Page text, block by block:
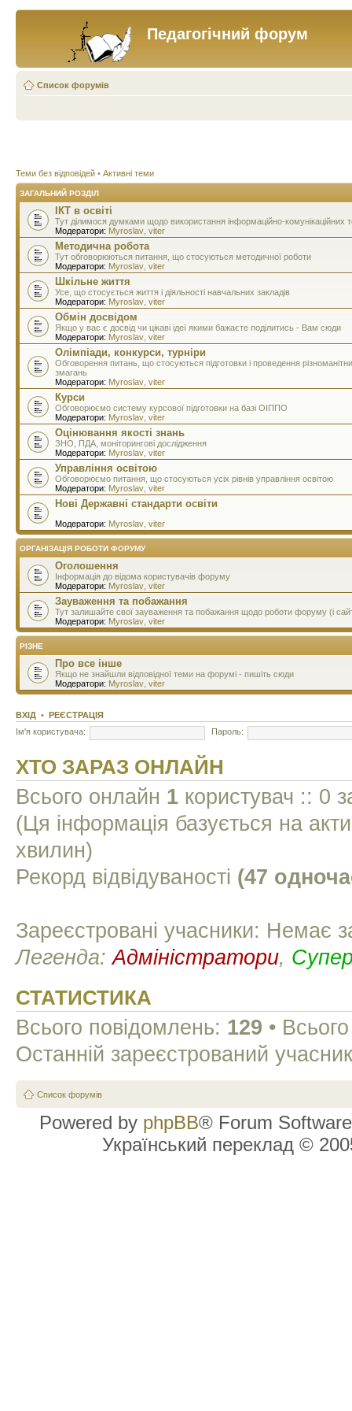
Педагогічний форум
Список форумів
Теми без відповідей • Активні теми
ЗАГАЛЬНИЙ РОЗДІЛ
ІКТ в освіті
Тут ділимося думками щодо використання інформаційно-комунікаційних
Модератори: Myroslav viter
Методична робота
Тут обговорюються питання, що стосуються методичної роботи
Модератори: Myroslav viter
Шкільне життя
Усе, що стосується життя і діяльності навчальних закладів
Модератори: Myroslav viter
Обмін досвідом
Якщо у вас є досвід чи цікаві ідеї якими бажаєте поділитись - Вам сюди
Модератори: Myroslav viter
Олімпіади, конкурси, турніри
Обговорення питань, що стосуються підготовки і проведення
змагань
Модератори: Myroslav viter
Курси
Обговорюємо систему курсової підготовки на базі ОІППО
Модератори: Myroslav viter
Оцінювання якості знань
ЗНО, ПДА, моніторингові дослідження
Модератори: Myroslav viter
Управління освітою
Обговорюємо питання, що стосуються усіх рівнів управління освітою
Модератори: Myroslav viter
Нові Державні стандарти освіти
Модератори: Myroslav viter
ОРГАНІЗАЦІЯ РОБОТИ ФОРУМУ
Оголошення
Інформація до відома користувачів форуму
Модератори: Myroslav viter
Зауваження та побажання
Тут залишайте свої зауваження та побажання щодо роботи форуму (і
Модератори: Myroslav viter
РІЗНЕ
Про все інше
Якщо не знайшли відповідної теми на форумі - пишіть сюди
Модератори: Myroslav viter
ВХІД • РЕЄСТРАЦІЯ
Ім'я користувача:
Пароль:
ХТО ЗАРАЗ ОНЛАЙН
Всього онлайн 1 користувач :: 0
(Ця інформація базується на
хвилин)
Рекорд відвідуваності (47
Зареєстровані учасники: Немає
Легенда:Адміністратори,
СТАТИСТИКА
Всього повідомлень: 129 •
Останній зареєстрований
Список форумів
Powered by phpBB® Forum
Український переклад ©